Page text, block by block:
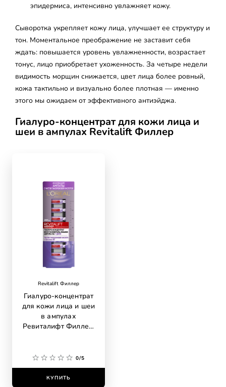
эпидермиса, интенсивно увлажняет кожу.
Сыворотка укрепляет кожу лица, улучшает ее структуру и
тон. Моментальное преображение не заставит себя
ждать: повышается уровень увлажненности, возрастает
тонус, лицо приобретает ухоженность. За четыре недели
видимость морщин снижается, цвет лица более ровный,
кожа тактильно и визуально более плотная — именно
этого мы ожидаем от эффективного антиэйджа.
Гиалуро-концентрат для кожи лица и
шеи в ампулах Revitalift Филлер
Revitalift Филлер
Гиалуро-концентрат
для кожи лица и шеи
в ампулах
Ревиталифт Филлер,
0/5
КУПИТЬ